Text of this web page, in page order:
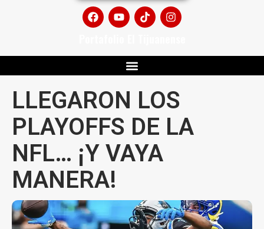
LLEGARON LOS
PLAYOFFS DE LA
NFL… ¡Y VAYA
MANERA!